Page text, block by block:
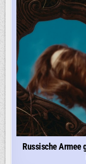
Russische Armee